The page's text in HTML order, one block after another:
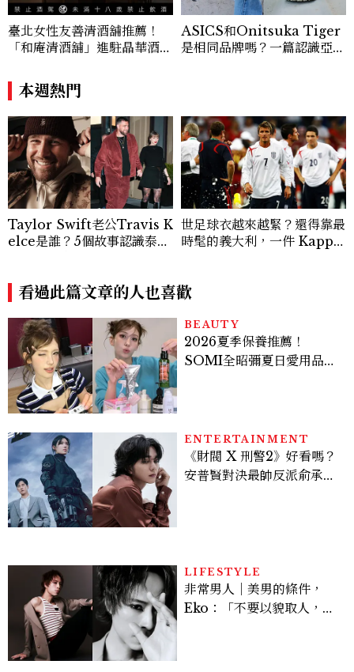
臺北女性友善清酒舖推薦！
「和庵清酒舖」進駐晶華酒
180元起輕鬆微醺
ASICS和Onitsuka Tiger
是相同品牌嗎？一篇認識亞瑟
本週熱門
Taylor Swift老公Travis K
elce是誰？5個故事認識泰勒
世足球衣越來越緊？還得靠最
時髦的義大利，一件 Kappa
看過此篇文章的人也喜歡
BEAUTY
2026夏季保養推薦！
SOMI全昭彌夏日愛用品公
ENTERTAINMENT
《財閥 X 刑警2》好看嗎？
安普賢對決最帥反派俞承
LIFESTYLE
非常男人｜美男的條件，
Eko：「不要以貌取人，內